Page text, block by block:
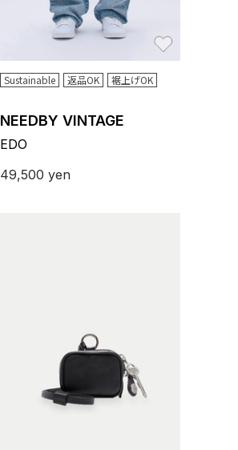
Sustainable 返品OK 裾上げOK
NEEDBY VINTAGE
EDO
49,500 yen